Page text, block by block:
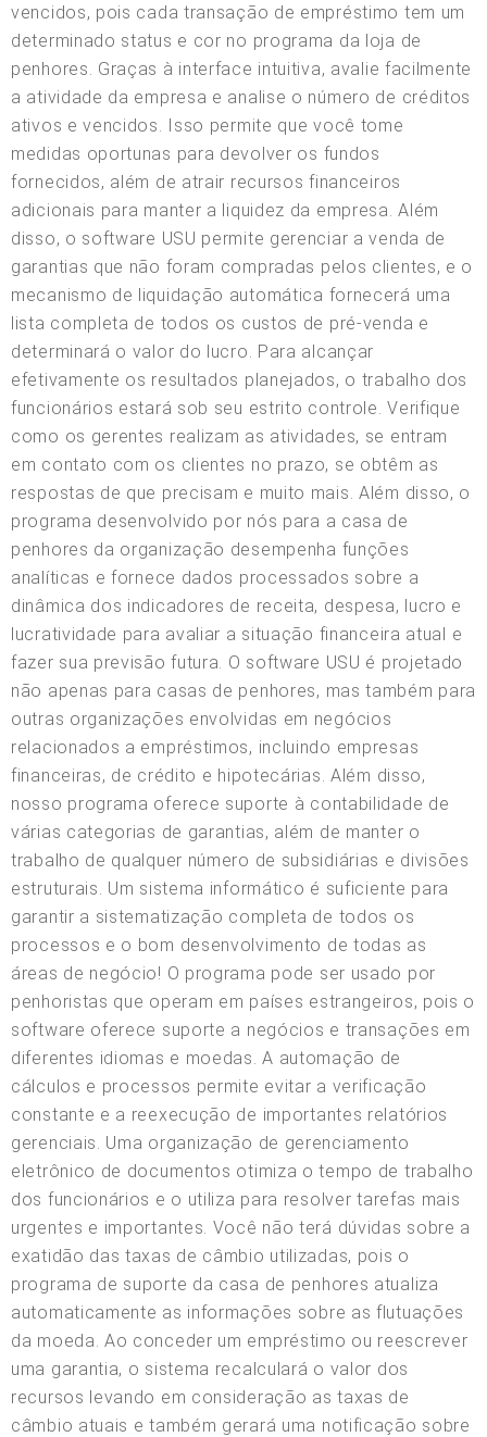
vencidos, pois cada transação de empréstimo tem um
determinado status e cor no programa da loja de
penhores. Graças à interface intuitiva, avalie facilmente
a atividade da empresa e analise o número de créditos
ativos e vencidos. Isso permite que você tome
medidas oportunas para devolver os fundos
fornecidos, além de atrair recursos financeiros
adicionais para manter a liquidez da empresa. Além
disso, o software USU permite gerenciar a venda de
garantias que não foram compradas pelos clientes, e o
mecanismo de liquidação automática fornecerá uma
lista completa de todos os custos de pré-venda e
determinará o valor do lucro. Para alcançar
efetivamente os resultados planejados, o trabalho dos
funcionários estará sob seu estrito controle. Verifique
como os gerentes realizam as atividades, se entram
em contato com os clientes no prazo, se obtêm as
respostas de que precisam e muito mais. Além disso, o
programa desenvolvido por nós para a casa de
penhores da organização desempenha funções
analíticas e fornece dados processados sobre a
dinâmica dos indicadores de receita, despesa, lucro e
lucratividade para avaliar a situação financeira atual e
fazer sua previsão futura. O software USU é projetado
não apenas para casas de penhores, mas também para
outras organizações envolvidas em negócios
relacionados a empréstimos, incluindo empresas
financeiras, de crédito e hipotecárias. Além disso,
nosso programa oferece suporte à contabilidade de
várias categorias de garantias, além de manter o
trabalho de qualquer número de subsidiárias e divisões
estruturais. Um sistema informático é suficiente para
garantir a sistematização completa de todos os
processos e o bom desenvolvimento de todas as
áreas de negócio! O programa pode ser usado por
penhoristas que operam em países estrangeiros, pois o
software oferece suporte a negócios e transações em
diferentes idiomas e moedas. A automação de
cálculos e processos permite evitar a verificação
constante e a reexecução de importantes relatórios
gerenciais. Uma organização de gerenciamento
eletrônico de documentos otimiza o tempo de trabalho
dos funcionários e o utiliza para resolver tarefas mais
urgentes e importantes. Você não terá dúvidas sobre a
exatidão das taxas de câmbio utilizadas, pois o
programa de suporte da casa de penhores atualiza
automaticamente as informações sobre as flutuações
da moeda. Ao conceder um empréstimo ou reescrever
uma garantia, o sistema recalculará o valor dos
recursos levando em consideração as taxas de
câmbio atuais e também gerará uma notificação sobre